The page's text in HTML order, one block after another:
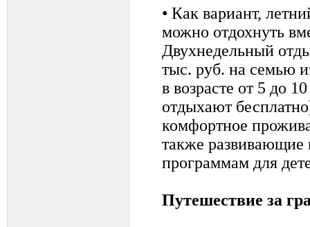
• Как вариант,
можно отдохнуть
Двухнедельный
тыс. руб. на семью
в возрасте от 5 до
отдыхают
комфортное
также развивающие
программам для
Путешествие за